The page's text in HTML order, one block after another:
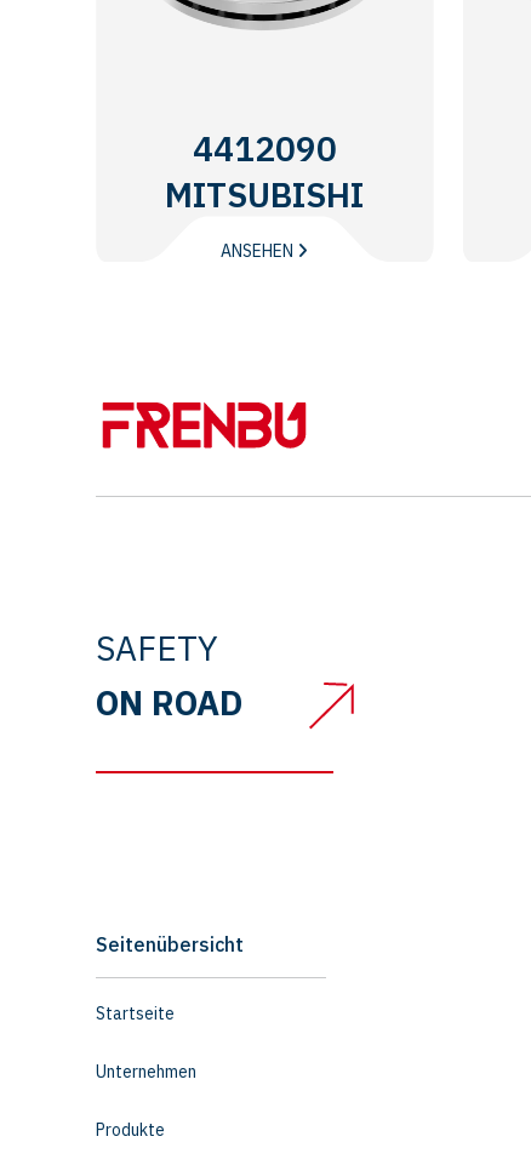
4412090
MITSUBISHI
ANSEHEN
SAFETY
ON ROAD
Seitenübersicht
Startseite
Unternehmen
Produkte